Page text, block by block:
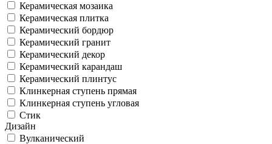
Керамическая мозаика
Керамическая плитка
Керамический бордюр
Керамический гранит
Керамический декор
Керамический карандаш
Керамический плинтус
Клинкерная ступень прямая
Клинкерная ступень угловая
Стик
Дизайн
Вулканический